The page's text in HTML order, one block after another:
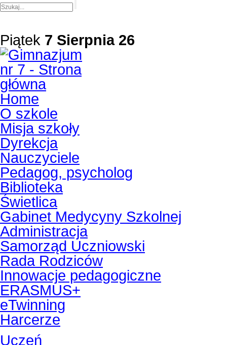
Piątek 7 Sierpnia 26
Home
O szkole
Misja szkoły
Dyrekcja
Nauczyciele
Pedagog, psycholog
Biblioteka
Świetlica
Gabinet Medycyny Szkolnej
Administracja
Samorząd Uczniowski
Rada Rodziców
Innowacje pedagogiczne
ERASMUS+
eTwinning
Harcerze
Uczeń